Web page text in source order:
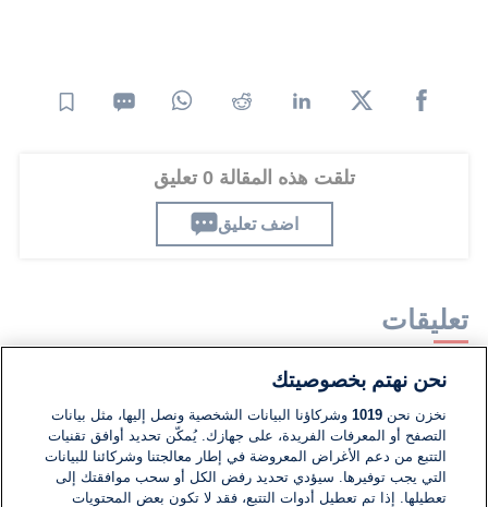
تلقت هذه المقالة 0 تعليق
اضف تعليق
تعليقات
لا توجد تعليقات مكتوبة حتى الآن. كن الأول!
اكتب تعليقًا جديدًا ...
نحن نهتم بخصوصيتك
نخزن نحن1019 وشركاؤنا البيانات الشخصية ونصل إليها، مثل بيانات
التصفح أو المعرفات الفريدة، على جهازك. يُمكّن تحديد أوافق تقنيات
التتبع من دعم الأغراض المعروضة في إطار معالجتنا وشركائنا للبيانات
التي يجب توفيرها. سيؤدي تحديد رفض الكل أو سحب موافقتك إلى
تعطيلها. إذا تم تعطيل أدوات التتبع، فقد لا تكون بعض المحتويات